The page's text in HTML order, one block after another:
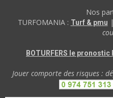
Nos
TURFOMANIA : Turf & pmu |
BOTURFERS le
Jouer comporte des risques :